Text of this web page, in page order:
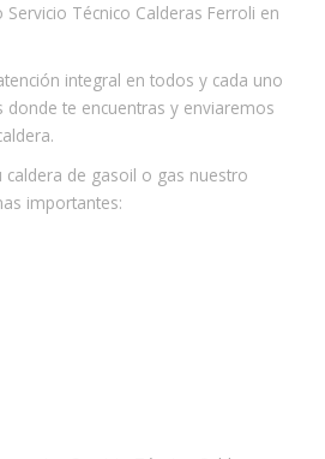
Técnico Calderas Ferroli en
integral en todos y cada uno
te encuentras y enviaremos
de gasoil o gas nuestro
importantes: